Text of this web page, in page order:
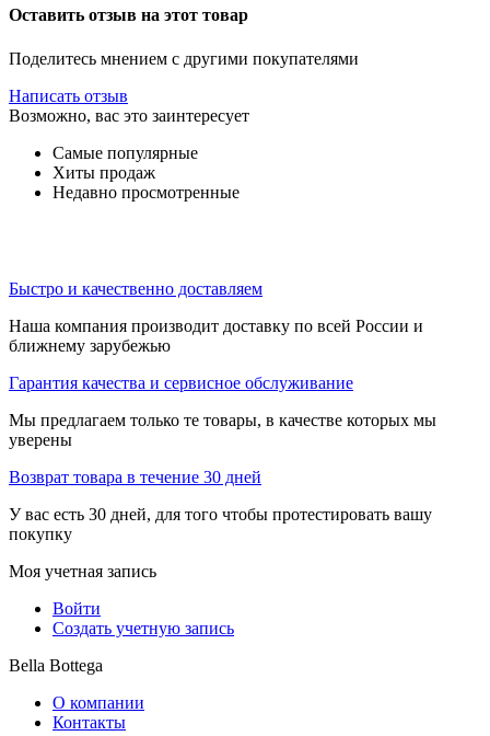
Оставить отзыв на этот товар
Поделитесь мнением с другими покупателями
Написать отзыв
Возможно, вас это заинтересует
Самые популярные
Хиты продаж
Недавно просмотренные
Быстро и качественно доставляем
Наша компания производит доставку по всей России и
ближнему зарубежью
Гарантия качества и сервисное обслуживание
Мы предлагаем только те товары, в качестве которых мы
уверены
Возврат товара в течение 30 дней
У вас есть 30 дней, для того чтобы протестировать вашу
покупку
Моя учетная запись
Войти
Создать учетную запись
Bella Bottega
О компании
Контакты